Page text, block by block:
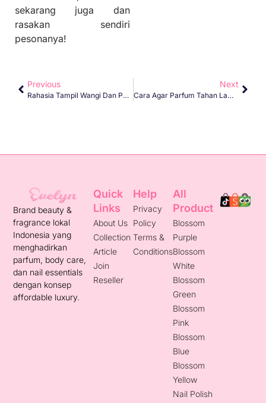
sekarang juga dan
rasakan sendiri
pesonanya!
Previous
Rahasia Tampil Wangi Dan Percaya Diri
Next
Cara Agar Parfum Tahan Lama Di Setiap Waktu?
Brand beauty &
fragrance lokal
Indonesia yang
menghadirkan
parfum, body care,
dan nail essentials
dengan konsep
affordable luxury.
Quick
Links
About Us
Collection
Article
Join
Reseller
Help
Privacy
Policy
Terms &
Conditions
All
Product
Blossom
Purple
Blossom
White
Blossom
Green
Blossom
Pink
Blossom
Blue
Blossom
Yellow
Nail Polish